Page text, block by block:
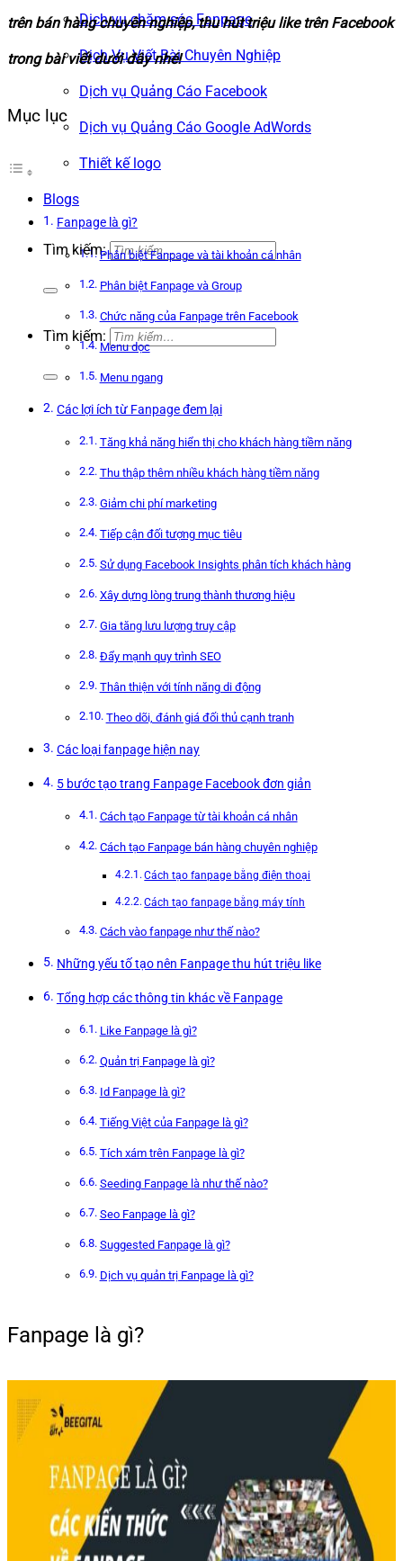
Dịch vụ chăm sóc Fanpage
Dịch Vụ Viết Bài Chuyên Nghiệp
Dịch vụ Quảng Cáo Facebook
Dịch vụ Quảng Cáo Google AdWords
Thiết kế logo
Blogs
Tìm kiếm:
Tìm kiếm:
trên bán hàng chuyên nghiệp, thu hút triệu like trên Facebook
trong bài viết dưới đây nhé!
Mục lục
Fanpage là gì?
Phân biệt Fanpage và tài khoản cá nhân
Phân biệt Fanpage và Group
Chức năng của Fanpage trên Facebook
Menu dọc
Menu ngang
Các lợi ích từ Fanpage đem lại
Tăng khả năng hiển thị cho khách hàng tiềm năng
Thu thập thêm nhiều khách hàng tiềm năng
Giảm chi phí marketing
Tiếp cận đối tượng mục tiêu
Sử dụng Facebook Insights phân tích khách hàng
Xây dựng lòng trung thành thương hiệu
Gia tăng lưu lượng truy cập
Đẩy mạnh quy trình SEO
Thân thiện với tính năng di động
Theo dõi, đánh giá đối thủ cạnh tranh
Các loại fanpage hiện nay
5 bước tạo trang Fanpage Facebook đơn giản
Cách tạo Fanpage từ tài khoản cá nhân
Cách tạo Fanpage bán hàng chuyên nghiệp
Cách tạo fanpage bằng điện thoại
Cách tạo fanpage bằng máy tính
Cách vào fanpage như thế nào?
Những yếu tố tạo nên Fanpage thu hút triệu like
Tổng hợp các thông tin khác về Fanpage
Like Fanpage là gì?
Quản trị Fanpage là gì?
Id Fanpage là gì?
Tiếng Việt của Fanpage là gì?
Tích xám trên Fanpage là gì?
Seeding Fanpage là như thế nào?
Seo Fanpage là gì?
Suggested Fanpage là gì?
Dịch vụ quản trị Fanpage là gì?
Fanpage là gì?